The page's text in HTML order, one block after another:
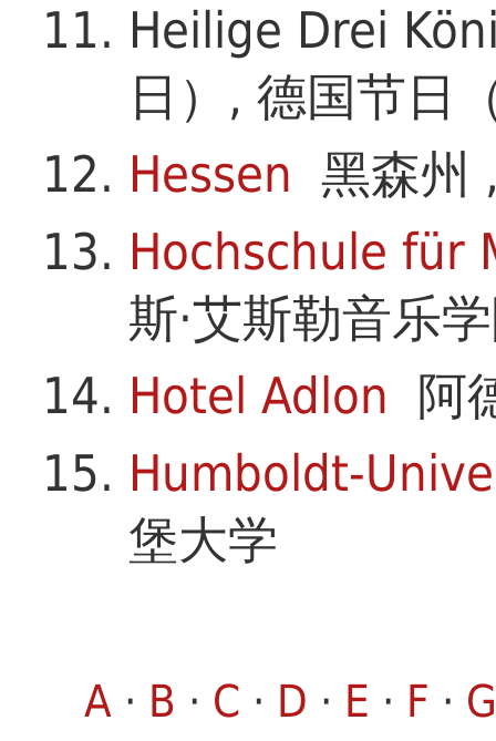
Heilige Drei
日）, 德国节日
Hessen 黑森州
Hochschule für
斯·艾斯勒音乐
Hotel Adlon 阿
Humboldt-
堡大学
A · B · C · D · E · F · G